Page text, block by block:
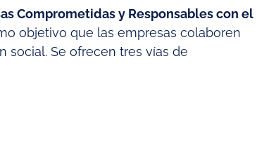
Comprometidas y Responsables con el
objetivo que las empresas colaboren
social. Se ofrecen tres vías de